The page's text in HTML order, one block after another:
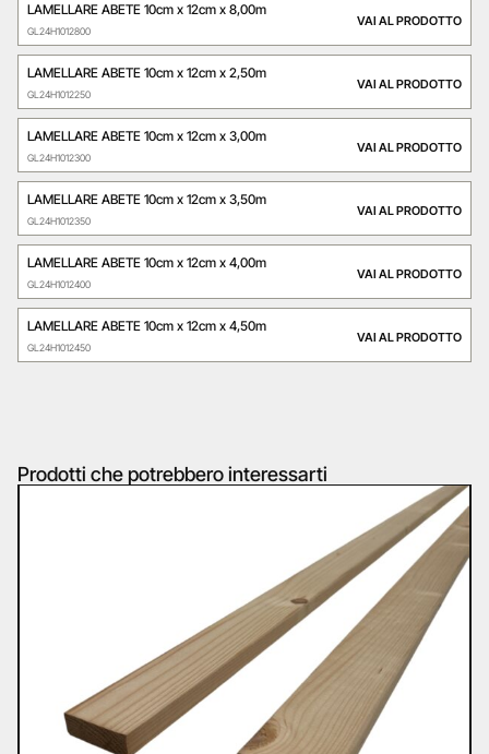
LAMELLARE ABETE 10cm x 12cm x 8,00m
GL24H1012800
VAI AL PRODOTTO
LAMELLARE ABETE 10cm x 12cm x 2,50m
GL24H1012250
VAI AL PRODOTTO
LAMELLARE ABETE 10cm x 12cm x 3,00m
GL24H1012300
VAI AL PRODOTTO
LAMELLARE ABETE 10cm x 12cm x 3,50m
GL24H1012350
VAI AL PRODOTTO
LAMELLARE ABETE 10cm x 12cm x 4,00m
GL24H1012400
VAI AL PRODOTTO
LAMELLARE ABETE 10cm x 12cm x 4,50m
GL24H1012450
VAI AL PRODOTTO
Prodotti che potrebbero interessarti